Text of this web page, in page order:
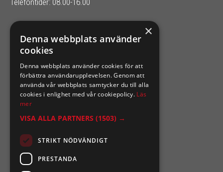
Telefontider: 08.00-16.00
SIXTEN NILSSONS
Organisationsnummer 556164-2652
×
Denna webbplats använder
cookies
Denna webbplats använder cookies för att
förbättra användarupplevelsen. Genom att
använda vår webbplats samtycker du till alla
cookies i enlighet med vår cookiepolicy. Läs
mer
VISA ALLA PARTNERS (1503) →
STRIKT NÖDVÄNDIGT
PRESTANDA